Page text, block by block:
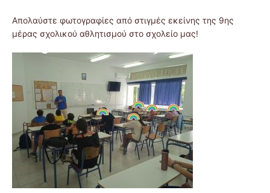
Απολαύστε φωτογραφίες από στιγμές εκείνης της 9ης
μέρας σχολικού αθλητισμού στο σχολείο μας!